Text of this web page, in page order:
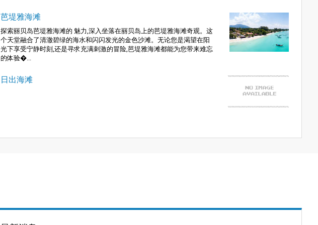
芭堤雅海滩
探索丽贝岛芭堤雅海滩的 魅力,深入坐落在丽贝岛上的芭堤雅海滩奇观。这
个天堂融合了清澈碧绿的海水和闪闪发光的金色沙滩。无论您是渴望在阳
光下享受宁静时刻,还是寻求充满刺激的冒险,芭堤雅海滩都能为您带来难忘
的体验�...
日出海滩